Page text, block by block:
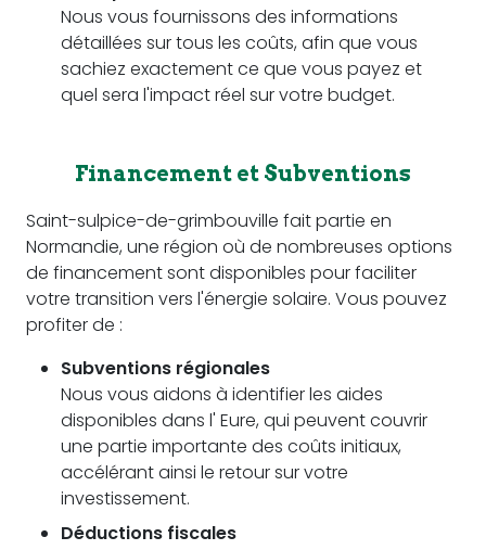
Nous vous fournissons des informations
détaillées sur tous les coûts, afin que vous
sachiez exactement ce que vous payez et
quel sera l'impact réel sur votre budget.
Financement et Subventions
Saint-sulpice-de-grimbouville fait partie en
Normandie, une région où de nombreuses options
de financement sont disponibles pour faciliter
votre transition vers l'énergie solaire. Vous pouvez
profiter de :
Subventions régionales
Nous vous aidons à identifier les aides
disponibles dans l' Eure, qui peuvent couvrir
une partie importante des coûts initiaux,
accélérant ainsi le retour sur votre
investissement.
Déductions fiscales